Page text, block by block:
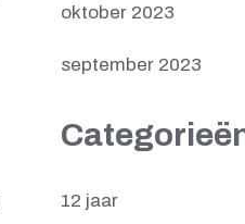
oktober 2023
september 2023
12 jaar